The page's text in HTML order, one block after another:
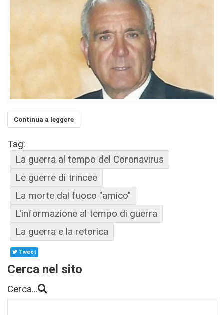
Continua a leggere
Tag:
La guerra al tempo del Coronavirus
Le guerre di trincee
La morte dal fuoco "amico"
L'informazione al tempo di guerra
La guerra e la retorica
Tweet
Cerca nel sito
Cerca...